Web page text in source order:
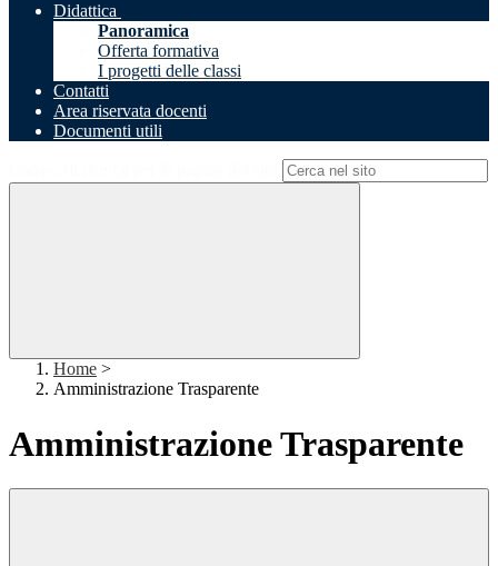
Didattica
Panoramica
Offerta formativa
I progetti delle classi
Contatti
Area riservata docenti
Documenti utili
Home >
Amministrazione Trasparente
Amministrazione Trasparente